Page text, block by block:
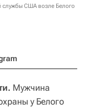
службы США возле Белого
Мужчина
у Белого